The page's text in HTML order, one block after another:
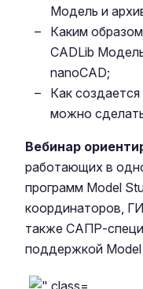
Модель и
Каким
CADLib
nanoCAD;
Как
можно
Вебинар
работающих в
программ Model
координаторов,
также САПР-
поддержкой Model